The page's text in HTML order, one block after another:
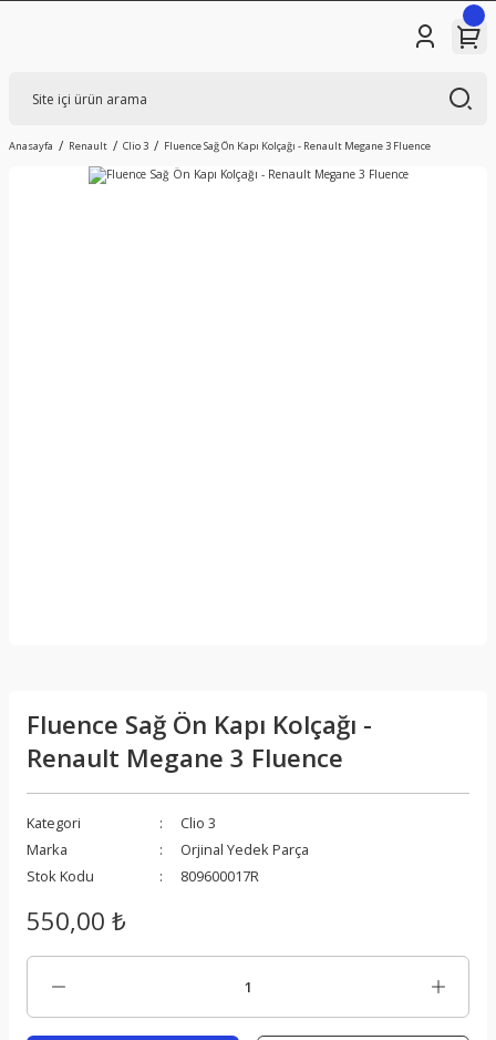
Anasayfa Renault Clio 3 Fluence Sağ Ön Kapı Kolçağı - Renault Megane 3 Fluence
Fluence Sağ Ön Kapı Kolçağı -
Renault Megane 3 Fluence
Kategori
Clio 3
Marka
Orjinal Yedek Parça
Stok Kodu
809600017R
550,00 ₺